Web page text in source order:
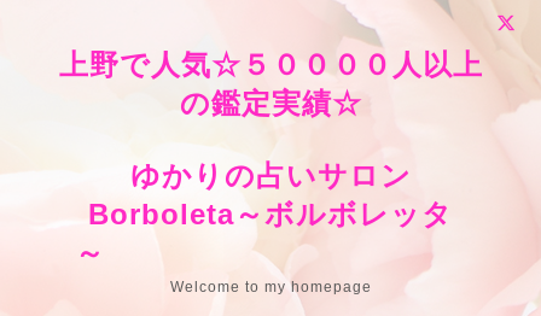
上野で人気☆５００００人以上
の鑑定実績☆
ゆかりの占いサロン
Borboleta～ボルボレッタ
～
Welcome to my homepage